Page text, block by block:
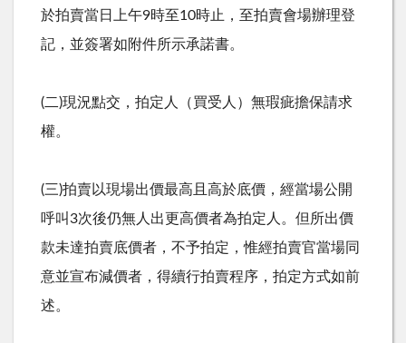
於拍賣當日上午9時至10時止，至拍賣會場辦理登
記，並簽署如附件所示承諾書。
(二)現況點交，拍定人（買受人）無瑕疵擔保請求
權。
(三)拍賣以現場出價最高且高於底價，經當場公開
呼叫3次後仍無人出更高價者為拍定人。但所出價
款未達拍賣底價者，不予拍定，惟經拍賣官當場同
意並宣布減價者，得續行拍賣程序，拍定方式如前
述。